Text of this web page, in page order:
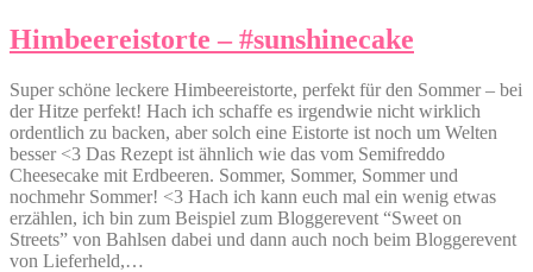
Himbeereistorte – #sunshinecake
Super schöne leckere Himbeereistorte, perfekt für den Sommer – bei
der Hitze perfekt! Hach ich schaffe es irgendwie nicht wirklich
ordentlich zu backen, aber solch eine Eistorte ist noch um Welten
besser <3 Das Rezept ist ähnlich wie das vom Semifreddo
Cheesecake mit Erdbeeren. Sommer, Sommer, Sommer und
nochmehr Sommer! <3 Hach ich kann euch mal ein wenig etwas
erzählen, ich bin zum Beispiel zum Bloggerevent “Sweet on
Streets” von Bahlsen dabei und dann auch noch beim Bloggerevent
von Lieferheld,…